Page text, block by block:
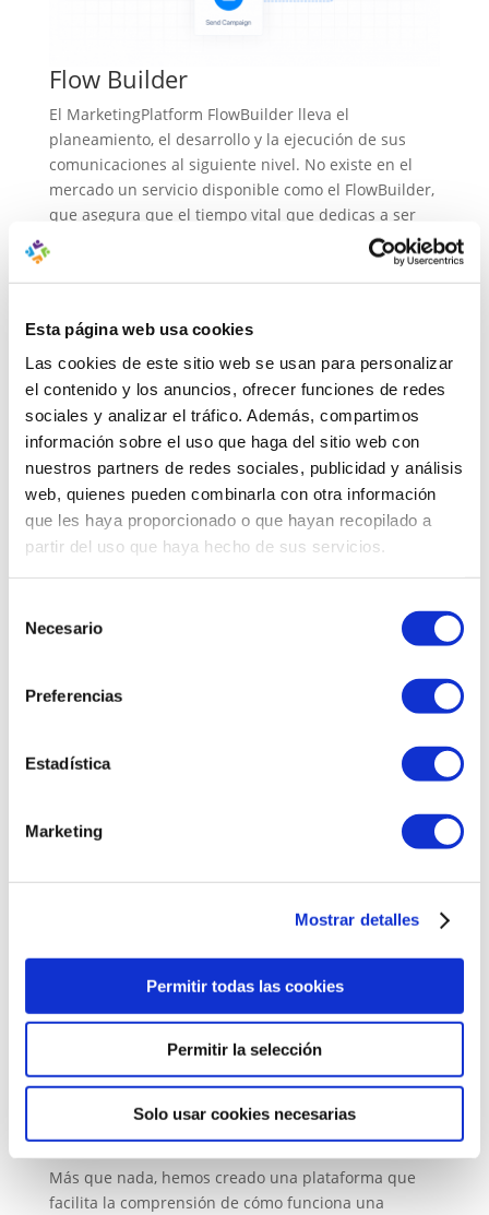
Esta página web usa cookies
Las cookies de este sitio web se usan para personalizar
el contenido y los anuncios, ofrecer funciones de redes
sociales y analizar el tráfico. Además, compartimos
información sobre el uso que haga del sitio web con
nuestros partners de redes sociales, publicidad y análisis
web, quienes pueden combinarla con otra información
que les haya proporcionado o que hayan recopilado a
partir del uso que haya hecho de sus servicios.
Necesario
Preferencias
Estadística
Marketing
Mostrar detalles
Permitir todas las cookies
Permitir la selección
Solo usar cookies necesarias
Flow Builder
El MarketingPlatform FlowBuilder lleva el
planeamiento, el desarrollo y la ejecución de sus
comunicaciones al siguiente nivel. No existe en el
mercado un servicio disponible como el FlowBuilder,
que asegura que el tiempo vital que dedicas a ser
creativo sea aún más divertido y productivo.
Con FlowBuilder puede adaptar sus campañas
comercialización omnicanal, lo que le ayuda a
llevarlos de lo estratégico a lo táctico.
Estamos muy entusiasmados con FlowBuilder, y
creemos que tú también lo estarás.
Seguimiento y Reportes
MarketingPlatform registra cada acción llevada a
dónde hicieron click, quiénes dejaron de seguirlo y
qué direcciones de correo ya no son válidas.
Aquellos que eliminan su subscripción son retirados
automáticamente de sus listas.
También puede ver si los receptores abren los
correos desde una PC, tablet o smartphone.
Más que nada, hemos creado una plataforma que
facilita la comprensión de cómo funciona una